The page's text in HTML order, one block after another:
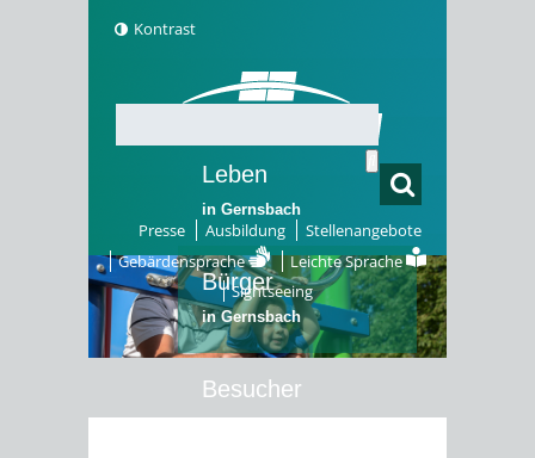
Kontrast
Presse Ausbildung
Stellenangebote
Gebärdensprache
Leichte Sprache
Sightseeing
Leben
in Gernsbach
Bürger
in Gernsbach
Besucher